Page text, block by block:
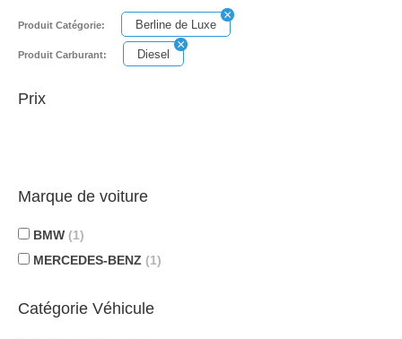
Produit Catégorie: Berline de Luxe
Produit Carburant: Diesel
Prix
Marque de voiture
BMW (1)
MERCEDES-BENZ (1)
Catégorie Véhicule